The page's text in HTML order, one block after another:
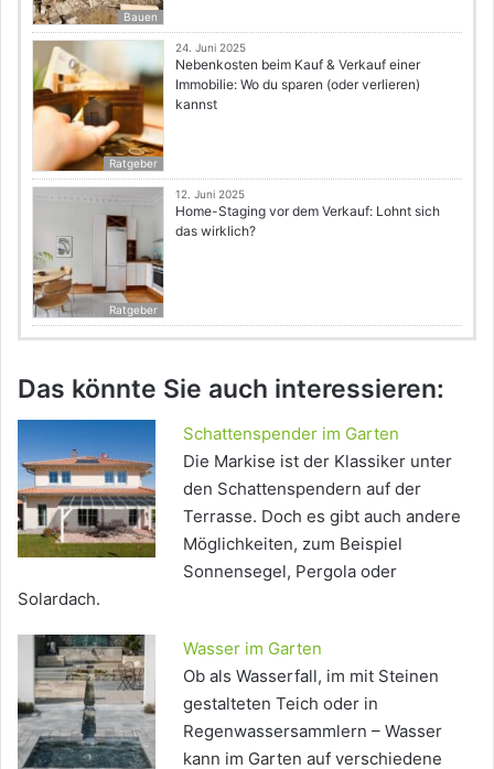
Bauen
Ratgeber
24. Juni 2025
Nebenkosten beim Kauf & Verkauf einer
Immobilie: Wo du sparen (oder verlieren)
kannst
Ratgeber
12. Juni 2025
Home-Staging vor dem Verkauf: Lohnt sich
das wirklich?
Das könnte Sie auch interessieren:
Schattenspender im Garten
Die Markise ist der Klassiker unter
den Schattenspendern auf der
Terrasse. Doch es gibt auch andere
Möglichkeiten, zum Beispiel
Sonnensegel, Pergola oder
Solardach.
Wasser im Garten
Ob als Wasserfall, im mit Steinen
gestalteten Teich oder in
Regenwassersammlern – Wasser
kann im Garten auf verschiedene